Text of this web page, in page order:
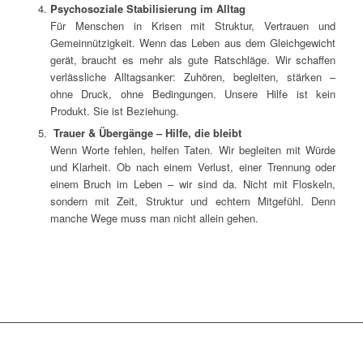
Psychosoziale Stabilisierung im Alltag
Für Menschen in Krisen mit Struktur, Vertrauen und
Gemeinnützigkeit. Wenn das Leben aus dem Gleichgewicht
gerät, braucht es mehr als gute Ratschläge. Wir schaffen
verlässliche Alltagsanker: Zuhören, begleiten, stärken –
ohne Druck, ohne Bedingungen. Unsere Hilfe ist kein
Produkt. Sie ist Beziehung.
Trauer & Übergänge – Hilfe, die bleibt
Wenn Worte fehlen, helfen Taten. Wir begleiten mit Würde
und Klarheit. Ob nach einem Verlust, einer Trennung oder
einem Bruch im Leben – wir sind da. Nicht mit Floskeln,
sondern mit Zeit, Struktur und echtem Mitgefühl. Denn
manche Wege muss man nicht allein gehen.